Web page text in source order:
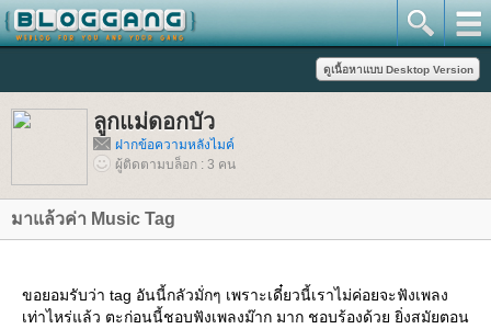
ลูกแม่ดอกบัว
ฝากข้อความหลังไมค์
ผู้ติดตามบล็อก : 3 คน
มาแล้วค่า Music Tag
ขอยอมรับว่า tag อันนี้กลัวมั่กๆ เพราะเดี๋ยวนี้เราไม่ค่อยจะฟังเพลง
เท่าไหร่แล้ว ตะก่อนนี้ชอบฟังเพลงม๊าก มาก ชอบร้องด้วย ยิ่งสมัยตอน